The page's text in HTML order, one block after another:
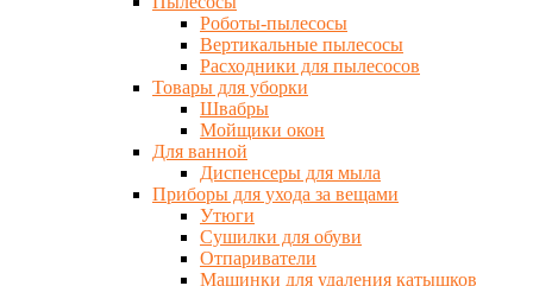
Роботы-пылесосы
Вертикальные пылесосы
Расходники для пылесосов
Товары для уборки
Швабры
Мойщики окон
Для ванной
Диспенсеры для мыла
Приборы для ухода за вещами
Утюги
Сушилки для обуви
Отпариватели
Машинки для удаления катышков